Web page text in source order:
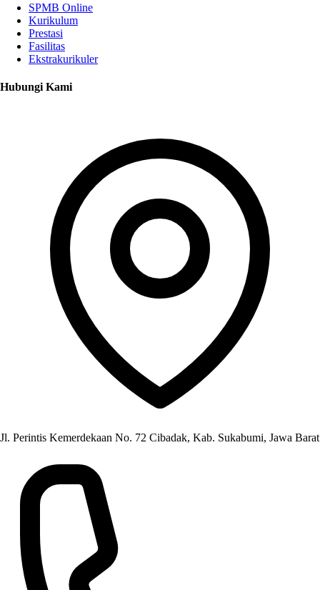
SPMB Online
Kurikulum
Prestasi
Fasilitas
Ekstrakurikuler
Hubungi Kami
Jl. Perintis Kemerdekaan No. 72 Cibadak, Kab. Sukabumi, Jawa Barat